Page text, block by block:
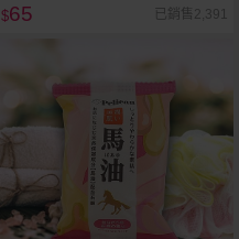
$65 已銷售2,391